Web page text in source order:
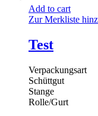
Add to cart
Zur Merkliste
Test
Verpackungsart
Schüttgut
Stange
Rolle/Gurt